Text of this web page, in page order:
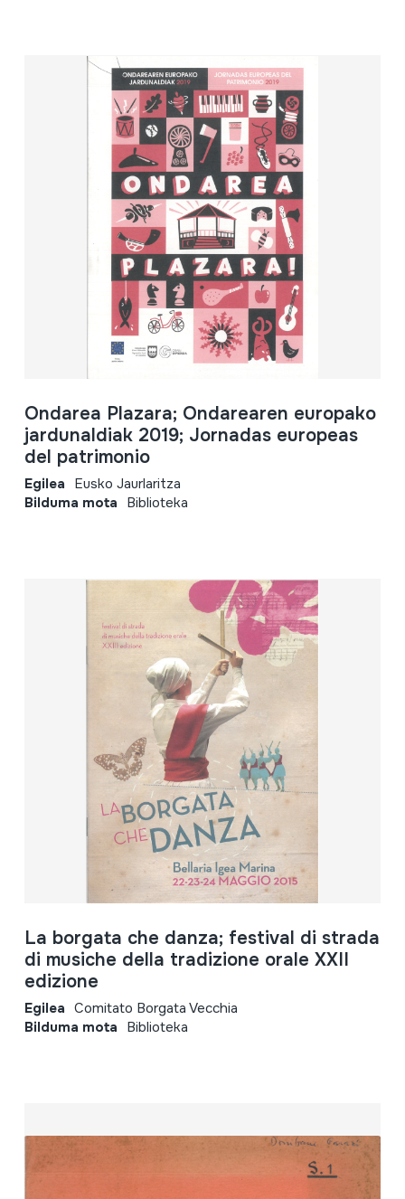
Ondarea Plazara; Ondarearen europako
jardunaldiak 2019; Jornadas europeas
del patrimonio
Egilea Eusko Jaurlaritza
Bilduma mota Biblioteka
La borgata che danza; festival di strada
di musiche della tradizione orale XXII
edizione
Egilea Comitato Borgata Vecchia
Bilduma mota Biblioteka